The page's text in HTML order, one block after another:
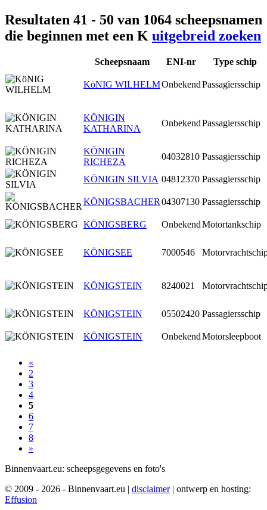
Resultaten 41 - 50 van 1064 scheepsnamen
die beginnen met een K uitgebreid zoeken
Scheepsnaam ENI-nr Type schip
KöNIG WILHELMOnbekendPassagiersschip
KÖNIGIN
KATHARINA
OnbekendPassagiersschip
KÖNIGIN
RICHEZA
04032810 Passagiersschip
KÖNIGIN SILVIA 04812370 Passagiersschip
KÖNIGSBACHER 04307130 Passagiersschip
KÖNIGSBERG OnbekendMotortankschip
KÖNIGSEE 7000546
KÖNIGSTEIN 8240021
KÖNIGSTEIN 05502420 Passagiersschip
KÖNIGSTEIN OnbekendMotorsleepboot
«
2
3
4
5
6
7
8
»
Binnenvaart.eu: scheepsgegevens en foto's
© 2009 - 2026 - Binnenvaart.eu | disclaimer | ontwerp en hosting:
Effusion